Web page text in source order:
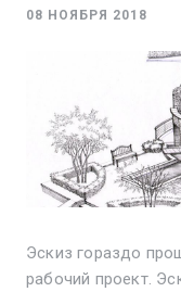
08 НОЯБРЯ 2018
Эскиз гораздо
рабочий проект.